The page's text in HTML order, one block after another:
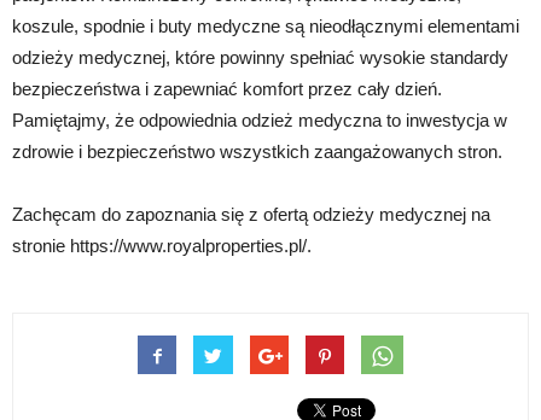
koszule, spodnie i buty medyczne są nieodłącznymi elementami
odzieży medycznej, które powinny spełniać wysokie standardy
bezpieczeństwa i zapewniać komfort przez cały dzień.
Pamiętajmy, że odpowiednia odzież medyczna to inwestycja w
zdrowie i bezpieczeństwo wszystkich zaangażowanych stron.
Zachęcam do zapoznania się z ofertą odzieży medycznej na
stronie https://www.royalproperties.pl/.